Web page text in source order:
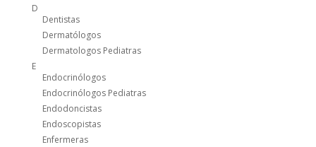
D
Dentistas
Dermatólogos
Dermatologos Pediatras
E
Endocrinólogos
Endocrinólogos Pediatras
Endodoncistas
Endoscopistas
Enfermeras